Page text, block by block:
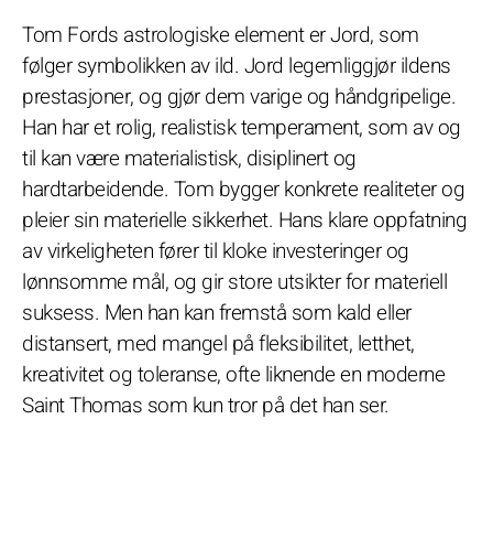
Tom Fords astrologiske element er Jord, som
følger symbolikken av ild. Jord legemliggjør ildens
prestasjoner, og gjør dem varige og håndgripelige.
Han har et rolig, realistisk temperament, som av og
til kan være materialistisk, disiplinert og
hardtarbeidende. Tom bygger konkrete realiteter og
pleier sin materielle sikkerhet. Hans klare oppfatning
av virkeligheten fører til kloke investeringer og
lønnsomme mål, og gir store utsikter for materiell
suksess. Men han kan fremstå som kald eller
distansert, med mangel på fleksibilitet, letthet,
kreativitet og toleranse, ofte liknende en moderne
Saint Thomas som kun tror på det han ser.